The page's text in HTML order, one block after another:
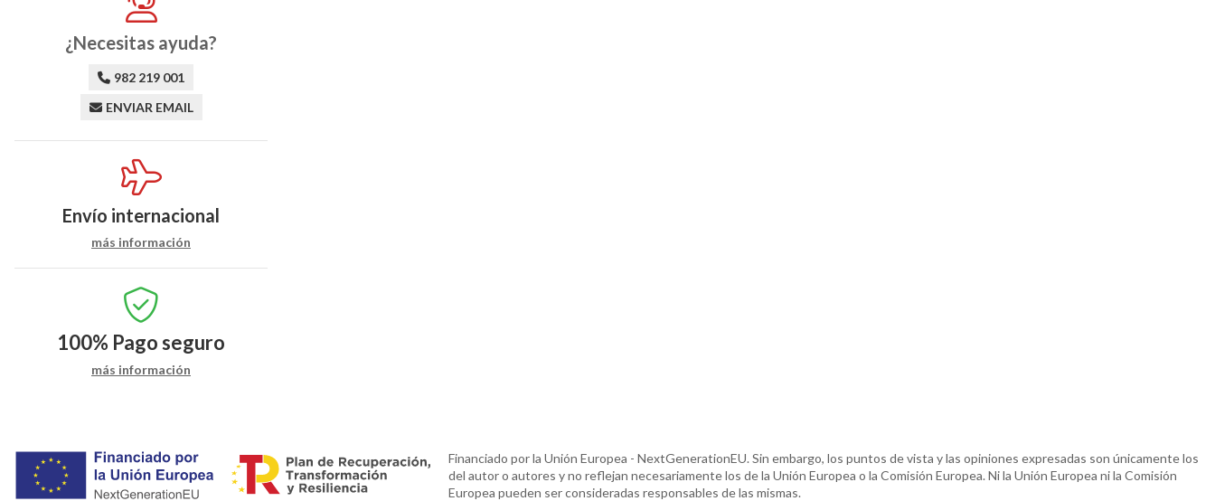
¿Necesitas ayuda?
982 219 001
ENVIAR EMAIL
Envío internacional
más información
100% Pago seguro
más información
Financiado por la Unión Europea - NextGenerationEU. Sin embargo, los puntos de vista y las opiniones expresadas son únicamente los
del autor o autores y no reflejan necesariamente los de la Unión Europea o la Comisión Europea. Ni la Unión Europea ni la Comisión
Europea pueden ser consideradas responsables de las mismas.